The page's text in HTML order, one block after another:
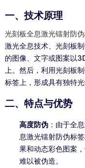
一、技术原理
光刻板全息激光镭射防
激光全息技术、光刻板
的图像、文字或图案以
上。然后，利用光刻板
标签上，形成具有独特光
二、特点与优势
高度防伪 ：由于全
息激光镭射防伪标
果和动态彩色图案
难以被伪造。